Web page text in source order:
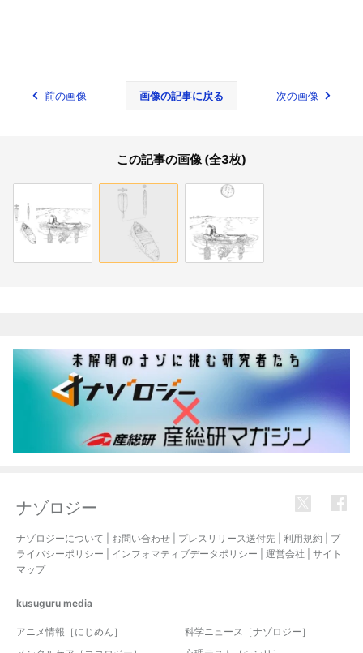
前の画像 画像の記事に戻る 次の画像
この記事の画像 (全3枚)
ナゾロジー
ナゾロジーについて お問い合わせ プレスリリース送付先 利用規約
プ
ライバシーポリシー
インフォマティブデータポリシー 運営会社
サイト
マップ
kusuguru media
アニメ情報［にじめん］
科学ニュース［ナゾロジー］